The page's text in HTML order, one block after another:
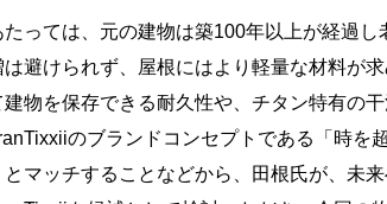
っては、元の建物は築100年以上が経過し
は避けられず、屋根にはより軽量な材料が
物を保存できる耐久性や、チタン特有の
のブランドコンセプトである「時を
マッチすることなどから、田根氏が、未